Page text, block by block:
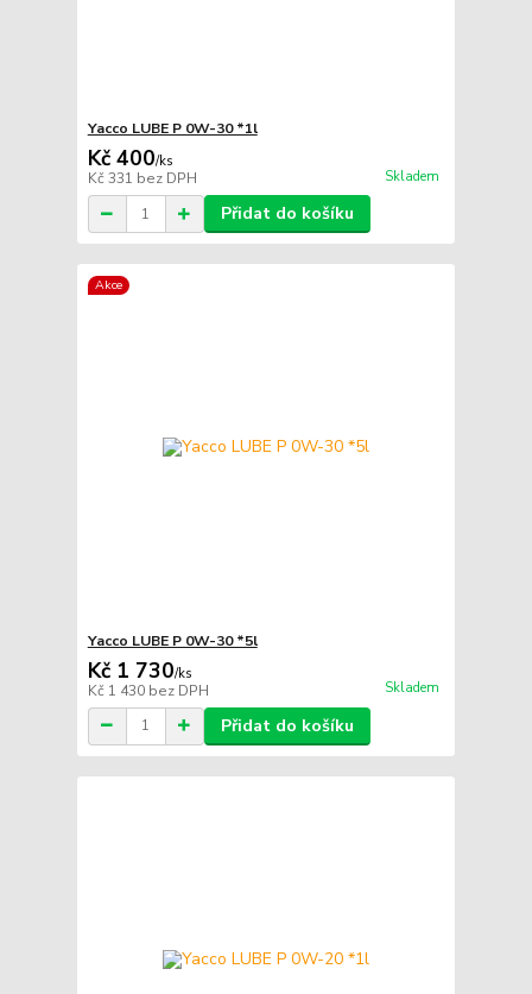
Yacco LUBE P 0W-30 *1l
Kč 400/ks
Kč 331 bez DPH Skladem
Přidat do košíku
Akce
Yacco LUBE P 0W-30 *5l
Kč 1 730/ks
Kč 1 430 bez DPH Skladem
Přidat do košíku